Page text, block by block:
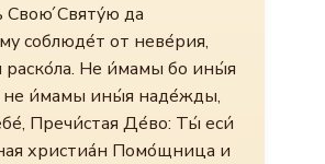
Свою́ Святу́ю да
соблюде́т от неве́рия,
раско́ла. Не и́мамы бо ины́я
и́мамы ины́я наде́жды,
Пречи́стая Де́во: Ты́ еси́
христиа́н Помо́щница и